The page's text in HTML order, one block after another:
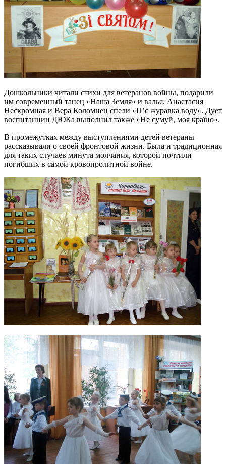
Дошкольники читали стихи для ветеранов войны, подарили
им современный танец «Наша Земля» и вальс. Анастасия
Нескромная и Вера Коломиец спели «П’є журавка воду». Дует
воспитанниц ДЮКа выполнил также «Не сумуй, моя країно».
В промежутках между выступлениями детей ветераны
рассказывали о своей фронтовой жизни. Была и традиционная
для таких случаев минута молчания, которой почтили
погибших в самой кровопролитной войне.